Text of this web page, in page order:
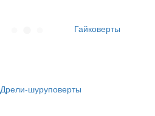
Гайковерты
Дрели-шуруповерты